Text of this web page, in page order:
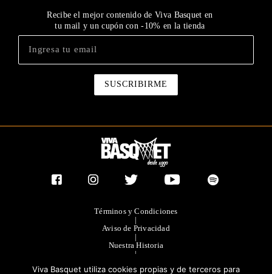
Recibe el mejor contenido de Viva Basquet en
tu mail y un cupón con -10% en la tienda
Términos y Condiciones
|
Aviso de Privacidad
|
Nuestra Historia
|
|
Viva Basquet utiliza cookies propias y de terceros para